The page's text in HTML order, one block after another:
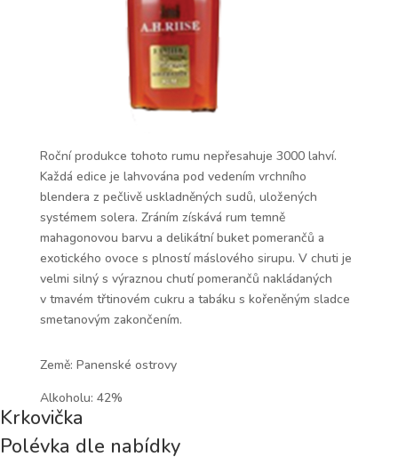
Roční produkce tohoto rumu nepřesahuje 3000 lahví.
Každá edice je lahvována pod vedením vrchního
blendera z pečlivě uskladněných sudů, uložených
systémem solera. Zráním získává rum temně
mahagonovou barvu a delikátní buket pomerančů a
exotického ovoce s plností máslového sirupu. V chuti je
velmi silný s výraznou chutí pomerančů nakládaných
v tmavém třtinovém cukru a tabáku s kořeněným sladce
smetanovým zakončením.
Země: Panenské ostrovy
Alkoholu: 42%
Krkovička
Polévka dle nabídky